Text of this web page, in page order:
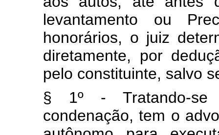
levantamento ou
honorários, o juiz
diretamente, por
pelo constituinte, salvo
§ 1º - Tratando-se
condenação, tem o